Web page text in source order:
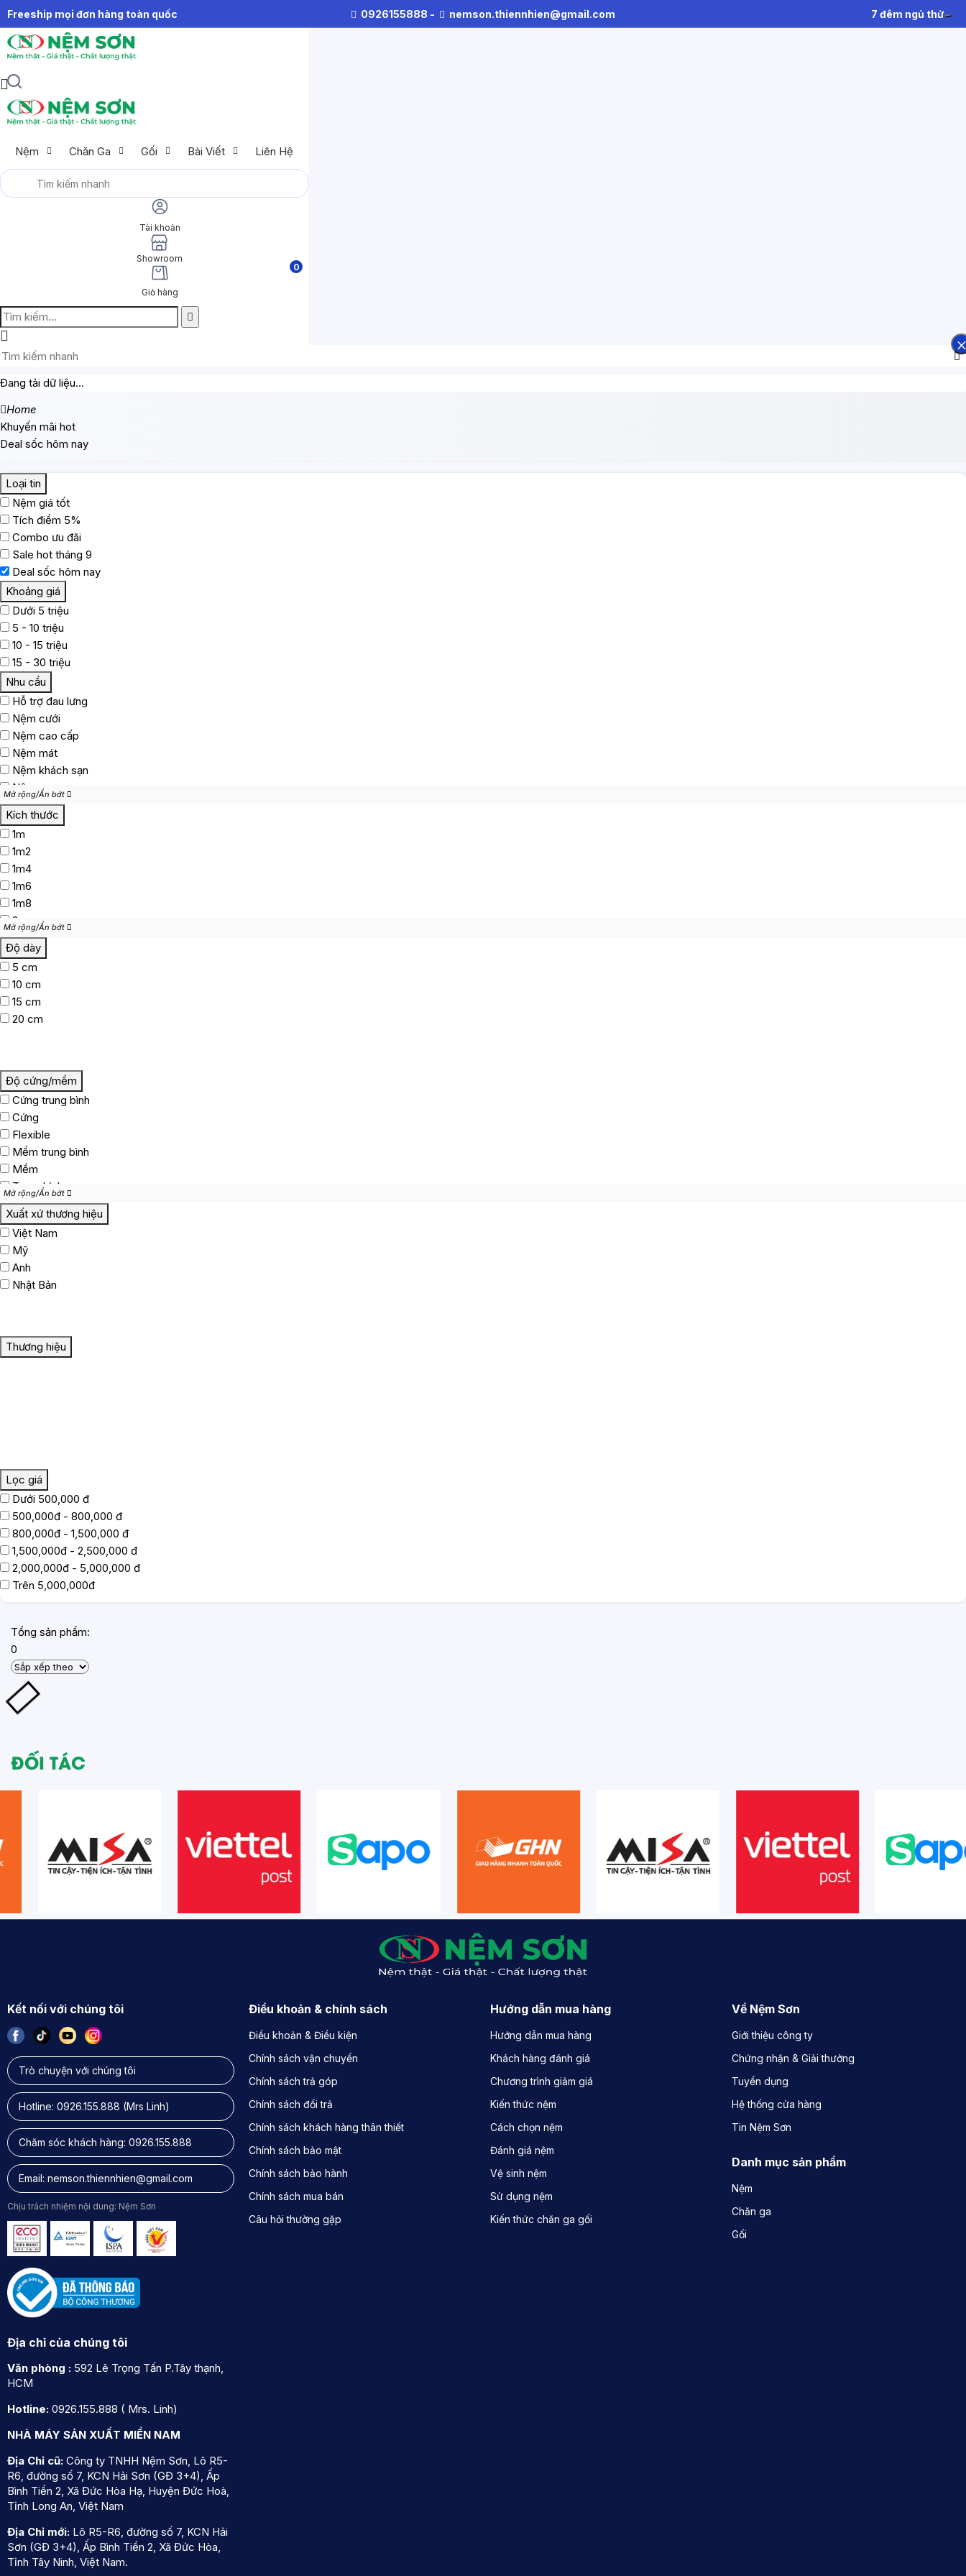
Freeship mọi đơn hàng toàn quốc 0926155888 - nemson.thiennhien@gmail.com 7 đêm ngủ thử
Nệm Chăn Ga Gối Bài Viết Liên Hệ
Tài khoản
Showroom
0
Giỏ hàng
Đang tải dữ liệu...
Home
Khuyến mãi hot
Deal sốc hôm nay
Loại tin
Nệm giá tốt
Tích điểm 5%
Combo ưu đãi
Sale hot tháng 9
Deal sốc hôm nay
Khoảng giá
Dưới 5 triệu
5 - 10 triệu
10 - 15 triệu
15 - 30 triệu
Nhu cầu
Hỗ trợ đau lưng
Nệm cưới
Nệm cao cấp
Nệm mát
Nệm khách sạn
Nệm cao su non
Nệm gấp gọn
Mở rộng/Ẩn bớt
Mở rộng/Ẩn bớt
Kích thước
1m
1m2
1m4
1m6
1m8
2m
2m2
Mở rộng/Ẩn bớt
Mở rộng/Ẩn bớt
Độ dày
5 cm
10 cm
15 cm
20 cm
Độ cứng/mềm
Cứng trung bình
Cứng
Flexible
Mềm trung bình
Mềm
Trung bình
Mở rộng/Ẩn bớt
Mở rộng/Ẩn bớt
Xuất xứ thương hiệu
Việt Nam
Mỹ
Anh
Nhật Bản
Thương hiệu
Lọc giá
Dưới 500,000 đ
500,000đ - 800,000 đ
800,000đ - 1,500,000 đ
1,500,000đ - 2,500,000 đ
2,000,000đ - 5,000,000 đ
Trên 5,000,000đ
Tổng sản phẩm:
0
ĐỐI TÁC
Kết nối với chúng tôi
Trò chuyện với chúng tôi
Hotline: 0926.155.888 (Mrs Linh)
Chăm sóc khách hàng: 0926.155.888
Email: nemson.thiennhien@gmail.com
Chịu trách nhiệm nội dung: Nệm Sơn
Điều khoản & chính sách
Điều khoản & Điều kiện
Chính sách vận chuyển
Chính sách trả góp
Chính sách đổi trả
Chính sách khách hàng thân thiết
Chính sách bảo mật
Chính sách bảo hành
Chính sách mua bán
Câu hỏi thường gặp
Hướng dẫn mua hàng
Hướng dẫn mua hàng
Khách hàng đánh giá
Chương trình giảm giá
Kiến thức nệm
Cách chọn nệm
Đánh giá nệm
Vệ sinh nệm
Sử dụng nệm
Kiến thức chăn ga gối
Về Nệm Sơn
Giới thiệu công ty
Chứng nhận & Giải thưởng
Tuyển dụng
Hệ thống cửa hàng
Tin Nệm Sơn
Danh mục sản phẩm
Nệm
Chăn ga
Gối
Địa chỉ của chúng tôi
Văn phòng : 592 Lê Trọng Tấn P.Tây thạnh,
HCM
Hotline: 0926.155.888 ( Mrs. Linh)
NHÀ MÁY SẢN XUẤT MIỀN NAM
Địa Chỉ cũ: Công ty TNHH Nệm Sơn, Lô R5-
R6, đường số 7, KCN Hải Sơn (GĐ 3+4), Ấp
Bình Tiền 2, Xã Đức Hòa Hạ, Huyện Đức Hoà,
Tỉnh Long An, Việt Nam
Địa Chỉ mới: Lô R5-R6, đường số 7, KCN Hải
Sơn (GĐ 3+4), Ấp Bình Tiền 2, Xã Đức Hòa,
Tỉnh Tây Ninh, Việt Nam.